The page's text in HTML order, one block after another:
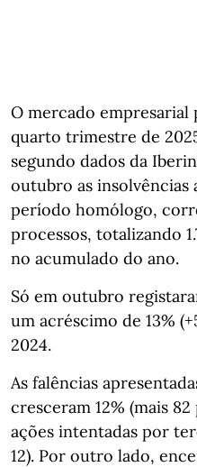
O mercado
quarto trimestre de
segundo dados da
outubro as insolvências
período homólogo,
processos, totalizando
no acumulado do ano.
Só em outubro
um acréscimo de 13%
2024.
As falências
cresceram 12% (mais
ações intentadas por
12). Por outro lado,